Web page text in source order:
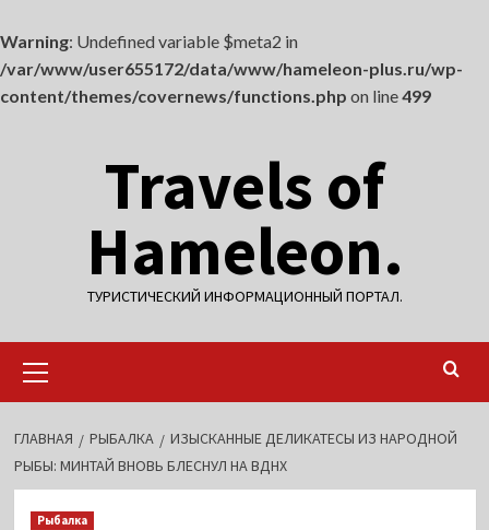
Warning: Undefined variable $meta2 in
/var/www/user655172/data/www/hameleon-plus.ru/wp-
content/themes/covernews/functions.php on line499
Travels of
Hameleon.
ТУРИСТИЧЕСКИЙ ИНФОРМАЦИОННЫЙ ПОРТАЛ.
меню
ГЛАВНАЯ РЫБАЛКА
ИЗЫСКАННЫЕ ДЕЛИКАТЕСЫ ИЗ НАРОДНОЙ
РЫБЫ: МИНТАЙ ВНОВЬ БЛЕСНУЛ НА ВДНХ
Рыбалка